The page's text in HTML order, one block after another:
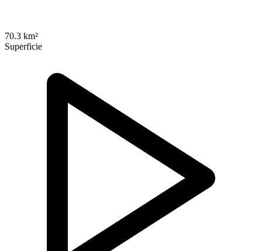
70.3 km²
Superficie